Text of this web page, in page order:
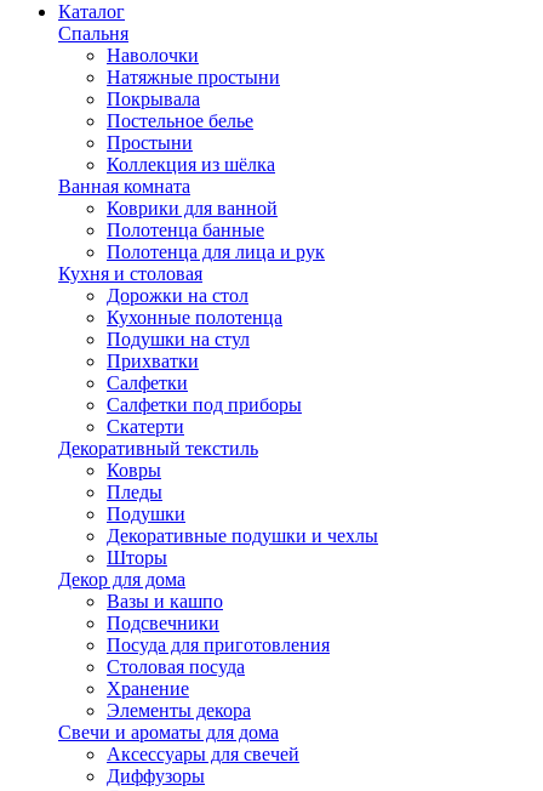
Каталог
Спальня
Наволочки
Натяжные простыни
Покрывала
Постельное белье
Простыни
Коллекция из шёлка
Ванная комната
Коврики для ванной
Полотенца банные
Полотенца для лица и рук
Кухня и столовая
Дорожки на стол
Кухонные полотенца
Подушки на стул
Прихватки
Салфетки
Салфетки под приборы
Скатерти
Декоративный текстиль
Ковры
Пледы
Подушки
Декоративные подушки и чехлы
Шторы
Декор для дома
Вазы и кашпо
Подсвечники
Посуда для приготовления
Столовая посуда
Хранение
Элементы декора
Свечи и ароматы для дома
Аксессуары для свечей
Диффузоры